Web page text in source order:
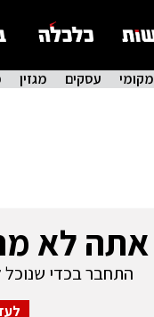
מקומי עסקים מגזין
אתה לא
התחבר בכדי שנוכל